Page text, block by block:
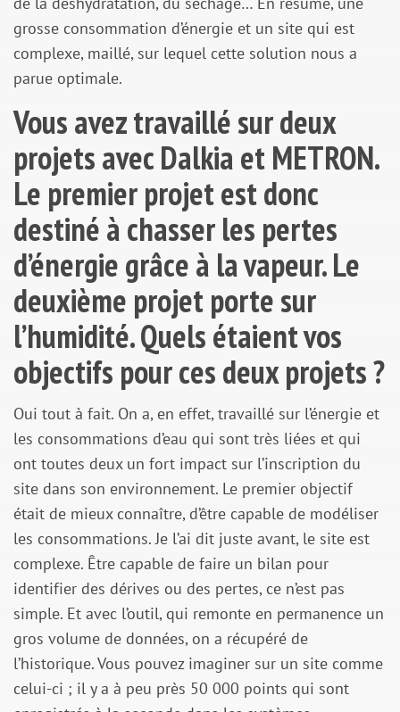
grosse consommation d’énergie et un site qui est
complexe, maillé, sur lequel cette solution nous a
parue optimale.
Vous avez travaillé sur deux
projets avec Dalkia et METRON.
Le premier projet est donc
destiné à chasser les pertes
d’énergie grâce à la vapeur. Le
deuxième projet porte sur
l’humidité. Quels étaient vos
objectifs pour ces deux projets ?
Oui tout à fait. On a, en effet, travaillé sur l’énergie et
les consommations d’eau qui sont très liées et qui
ont toutes deux un fort impact sur l’inscription du
site dans son environnement. Le premier objectif
était de mieux connaître, d’être capable de modéliser
les consommations. Je l’ai dit juste avant, le site est
complexe. Être capable de faire un bilan pour
identifier des dérives ou des pertes, ce n’est pas
simple. Et avec l’outil, qui remonte en permanence un
gros volume de données, on a récupéré de
l’historique. Vous pouvez imaginer sur un site comme
celui-ci ; il y a à peu près 50 000 points qui sont